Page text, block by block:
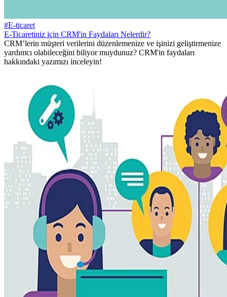
#E-ticaret
E-Ticaretiniz için CRM'in Faydaları Nelerdir?
CRM’lerin müşteri verilerini düzenlemenize ve işinizi geliştirmenize
yardımcı olabileceğini biliyor muydunuz? CRM'in faydaları
hakkındaki yazımızı inceleyin!